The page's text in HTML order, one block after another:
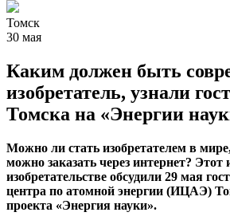
Томск
30 мая
Каким должен быть
изобретатель, узнали
Томска на «Энергии
Можно ли стать изобретателем в мире,
можно заказать через интернет? Этот
изобретательстве обсудили 29 мая
центра по атомной энергии (ИЦАЭ)
проекта «Энергия науки».